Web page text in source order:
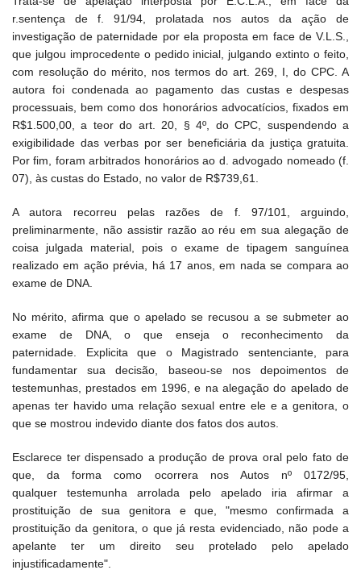
r.sentença de f. 91/94, prolatada nos autos da ação de
investigação de paternidade por ela proposta em face de V.L.S.,
que julgou improcedente o pedido inicial, julgando extinto o feito,
com resolução do mérito, nos termos do art. 269, I, do CPC. A
autora foi condenada ao pagamento das custas e despesas
processuais, bem como dos honorários advocatícios, fixados em
R$1.500,00, a teor do art. 20, § 4º, do CPC, suspendendo a
exigibilidade das verbas por ser beneficiária da justiça gratuita.
Por fim, foram arbitrados honorários ao d. advogado nomeado (f.
07), às custas do Estado, no valor de R$739,61.
A autora recorreu pelas razões de f. 97/101, arguindo,
preliminarmente, não assistir razão ao réu em sua alegação de
coisa julgada material, pois o exame de tipagem sanguínea
realizado em ação prévia, há 17 anos, em nada se compara ao
exame de DNA.
No mérito, afirma que o apelado se recusou a se submeter ao
exame de DNA, o que enseja o reconhecimento da
paternidade. Explicita que o Magistrado sentenciante, para
fundamentar sua decisão, baseou-se nos depoimentos de
testemunhas, prestados em 1996, e na alegação do apelado de
apenas ter havido uma relação sexual entre ele e a genitora, o
que se mostrou indevido diante dos fatos dos autos.
Esclarece ter dispensado a produção de prova oral pelo fato de
que, da forma como ocorrera nos Autos nº 0172/95,
qualquer testemunha arrolada pelo apelado iria afirmar a
prostituição de sua genitora e que, "mesmo confirmada a
prostituição da genitora, o que já resta evidenciado, não pode a
apelante ter um direito seu protelado pelo apelado
injustificadamente".